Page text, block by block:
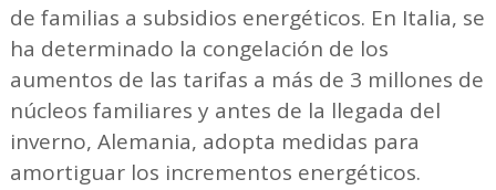
de familias a subsidios energéticos. En Italia, se
ha determinado la congelación de los
aumentos de las tarifas a más de 3 millones de
núcleos familiares y antes de la llegada del
inverno, Alemania, adopta medidas para
amortiguar los incrementos energéticos.